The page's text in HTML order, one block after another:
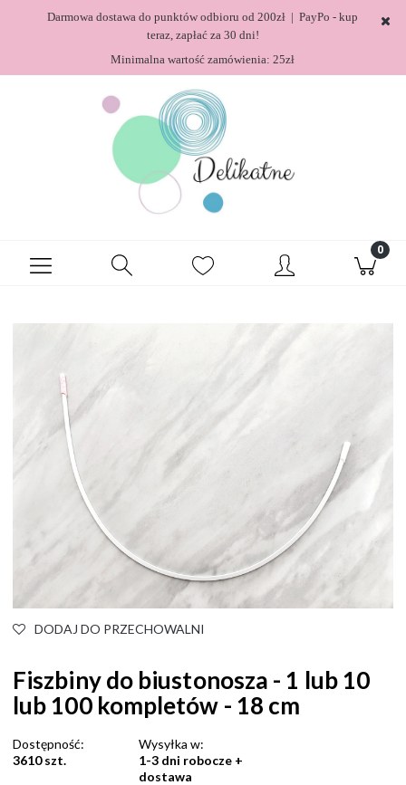
Darmowa dostawa do punktów odbioru od 200zł | PayPo - kup
teraz, zapłać za 30 dni!
Minimalna wartość zamówienia: 25zł
DODAJ DO PRZECHOWALNI
Fiszbiny do biustonosza - 1 lub 10
lub 100 kompletów - 18 cm
Dostępność:
3610 szt.
Wysyłka w:
1-3 dni robocze +
dostawa